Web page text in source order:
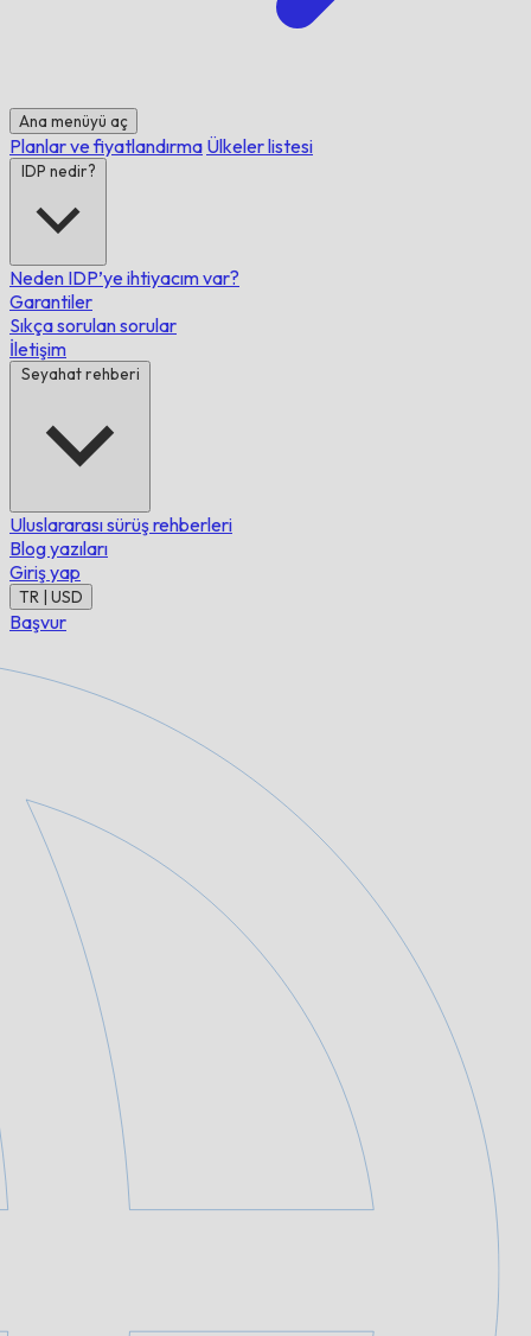
Ana menüyü aç
Planlar ve fiyatlandırma Ülkeler listesi
IDP nedir?
Neden IDP’ye ihtiyacım var?
Garantiler
Sıkça sorulan sorular
İletişim
Seyahat rehberi
Uluslararası sürüş rehberleri
Blog yazıları
Giriş yap
TR | USD
Başvur